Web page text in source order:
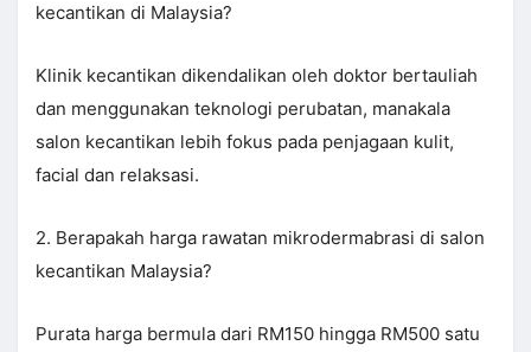
kecantikan di Malaysia?
Klinik kecantikan dikendalikan oleh doktor bertauliah
dan menggunakan teknologi perubatan, manakala
salon kecantikan lebih fokus pada penjagaan kulit,
facial dan relaksasi.
2. Berapakah harga rawatan mikrodermabrasi di salon
kecantikan Malaysia?
Purata harga bermula dari RM150 hingga RM500 satu